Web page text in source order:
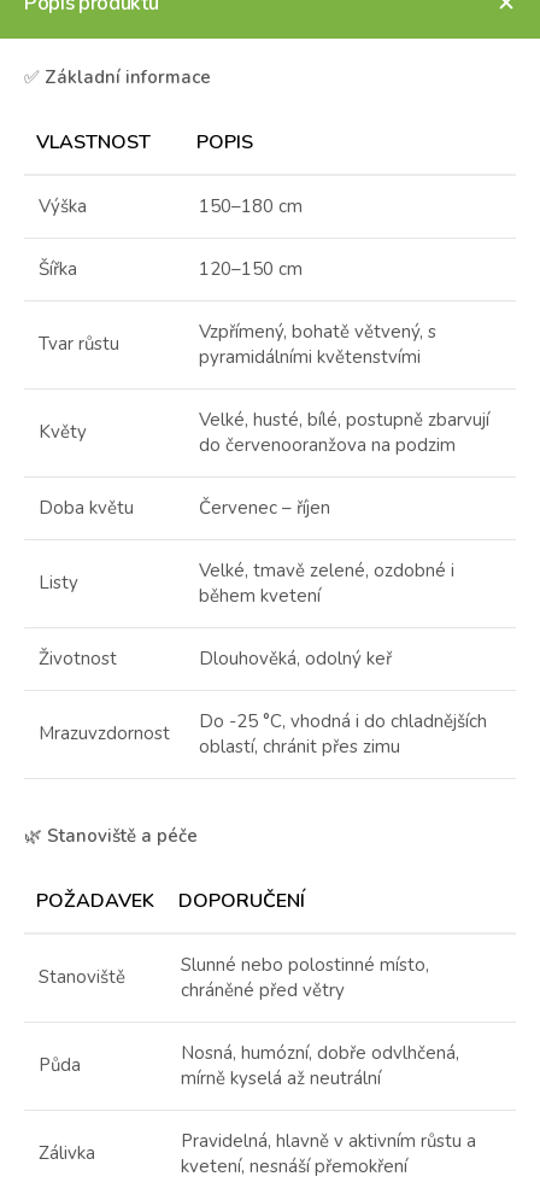
✅ Základní informace
VLASTNOST POPIS
Výška 150–180 cm
Šířka 120–150 cm
Tvar růstu
Vzpřímený, bohatě větvený, s
pyramidálními květenstvími
Květy
Velké, husté, bílé, postupně zbarvují
do červenooranžova na podzim
Doba květu Červenec – říjen
Listy
Velké, tmavě zelené, ozdobné i
během kvetení
Životnost Dlouhověká, odolný keř
Mrazuvzdornost
Do -25 °C, vhodná i do chladnějších
oblastí, chránit přes zimu
🌿 Stanoviště a péče
POŽADAVEK DOPORUČENÍ
Stanoviště
Slunné nebo polostinné místo,
chráněné před větry
Půda
Nosná, humózní, dobře odvlhčená,
mírně kyselá až neutrální
Zálivka
Pravidelná, hlavně v aktivním růstu a
kvetení, nesnáší přemokření